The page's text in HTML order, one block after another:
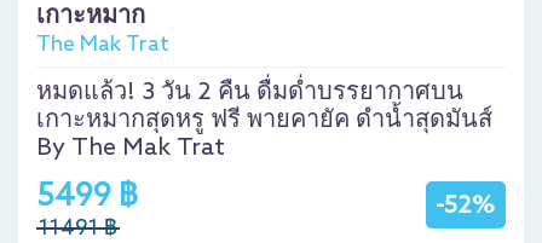
เกาะหมาก
The Mak Trat
หมดแล้ว! 3 วัน 2 คืน ดื่มด่ำบรรยากาศบน
เกาะหมากสุดหรู ฟรี พายคายัค ดำน้ำสุดมันส์
By The Mak Trat
-52%
5499 ฿
11491 ฿